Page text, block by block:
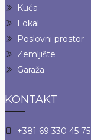
Kuća
Lokal
Poslovni prostor
Zemljište
Garaža
KONTAKT
+381 69 330 45 75